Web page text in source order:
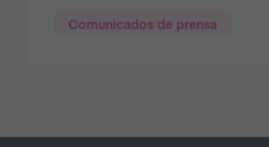
Comunicados de prensa